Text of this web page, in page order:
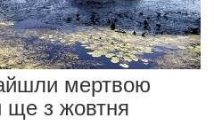
мертвою
ще з жовтня